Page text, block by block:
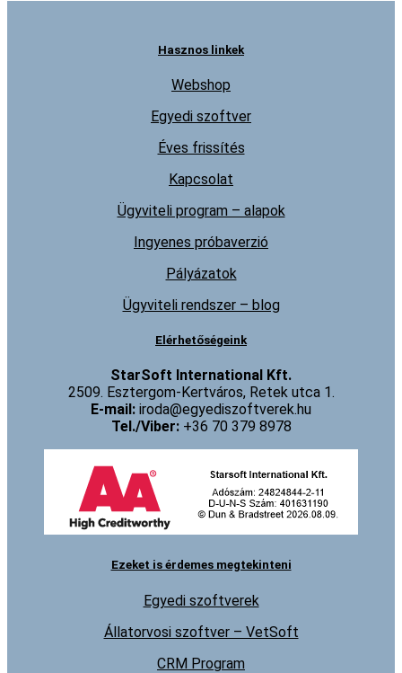
Hasznos linkek
Webshop
Egyedi szoftver
Éves frissítés
Kapcsolat
Ügyviteli program – alapok
Ingyenes próbaverzió
Pályázatok
Ügyviteli rendszer – blog
Elérhetőségeink
StarSoft International Kft.
2509. Esztergom-Kertváros, Retek utca 1.
E-mail: iroda@egyediszoftverek.hu
Tel./Viber:+36 70 379 8978
Ezeket is érdemes megtekinteni
Egyedi szoftverek
Állatorvosi szoftver – VetSoft
CRM Program